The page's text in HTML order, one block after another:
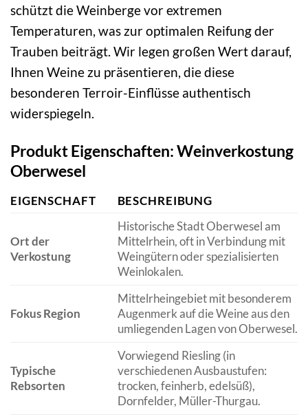
schützt die Weinberge vor extremen
Temperaturen, was zur optimalen Reifung der
Trauben beiträgt. Wir legen großen Wert darauf,
Ihnen Weine zu präsentieren, die diese
besonderen Terroir-Einflüsse authentisch
widerspiegeln.
Produkt Eigenschaften: Weinverkostung
Oberwesel
EIGENSCHAFT BESCHREIBUNG
Ort der
Verkostung
Historische Stadt Oberwesel am
Mittelrhein, oft in Verbindung mit
Weingütern oder spezialisierten
Weinlokalen.
Fokus Region
Mittelrheingebiet mit besonderem
Augenmerk auf die Weine aus den
umliegenden Lagen von Oberwesel.
Typische
Rebsorten
Vorwiegend Riesling (in
verschiedenen Ausbaustufen:
trocken, feinherb, edelsüß),
Dornfelder, Müller-Thurgau.